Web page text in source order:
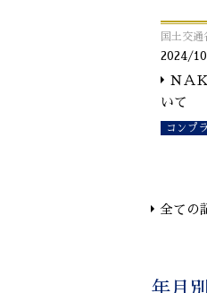
国土交通
2024/
ＮＡ
いて
コンプ
全ての